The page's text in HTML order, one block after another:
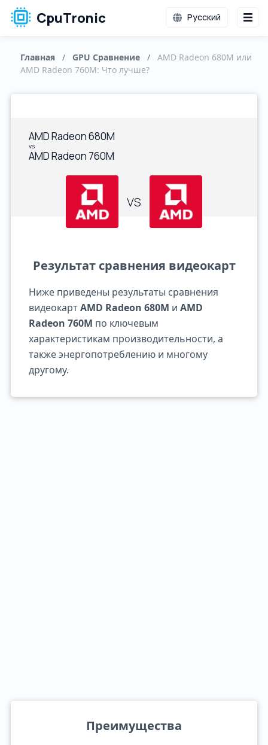
CpuTronic Русский
Главная / GPU Сравнение /
AMD Radeon 680M или
AMD Radeon 760M: Что лучше?
AMD Radeon 680M
vs
AMD Radeon 760M
VS
Результат сравнения видеокарт
Ниже приведены результаты сравнения
видеокартAMD Radeon 680M и AMD
Radeon 760M по ключевым
характеристикам производительности, а
также энергопотреблению и многому
другому.
Преимущества